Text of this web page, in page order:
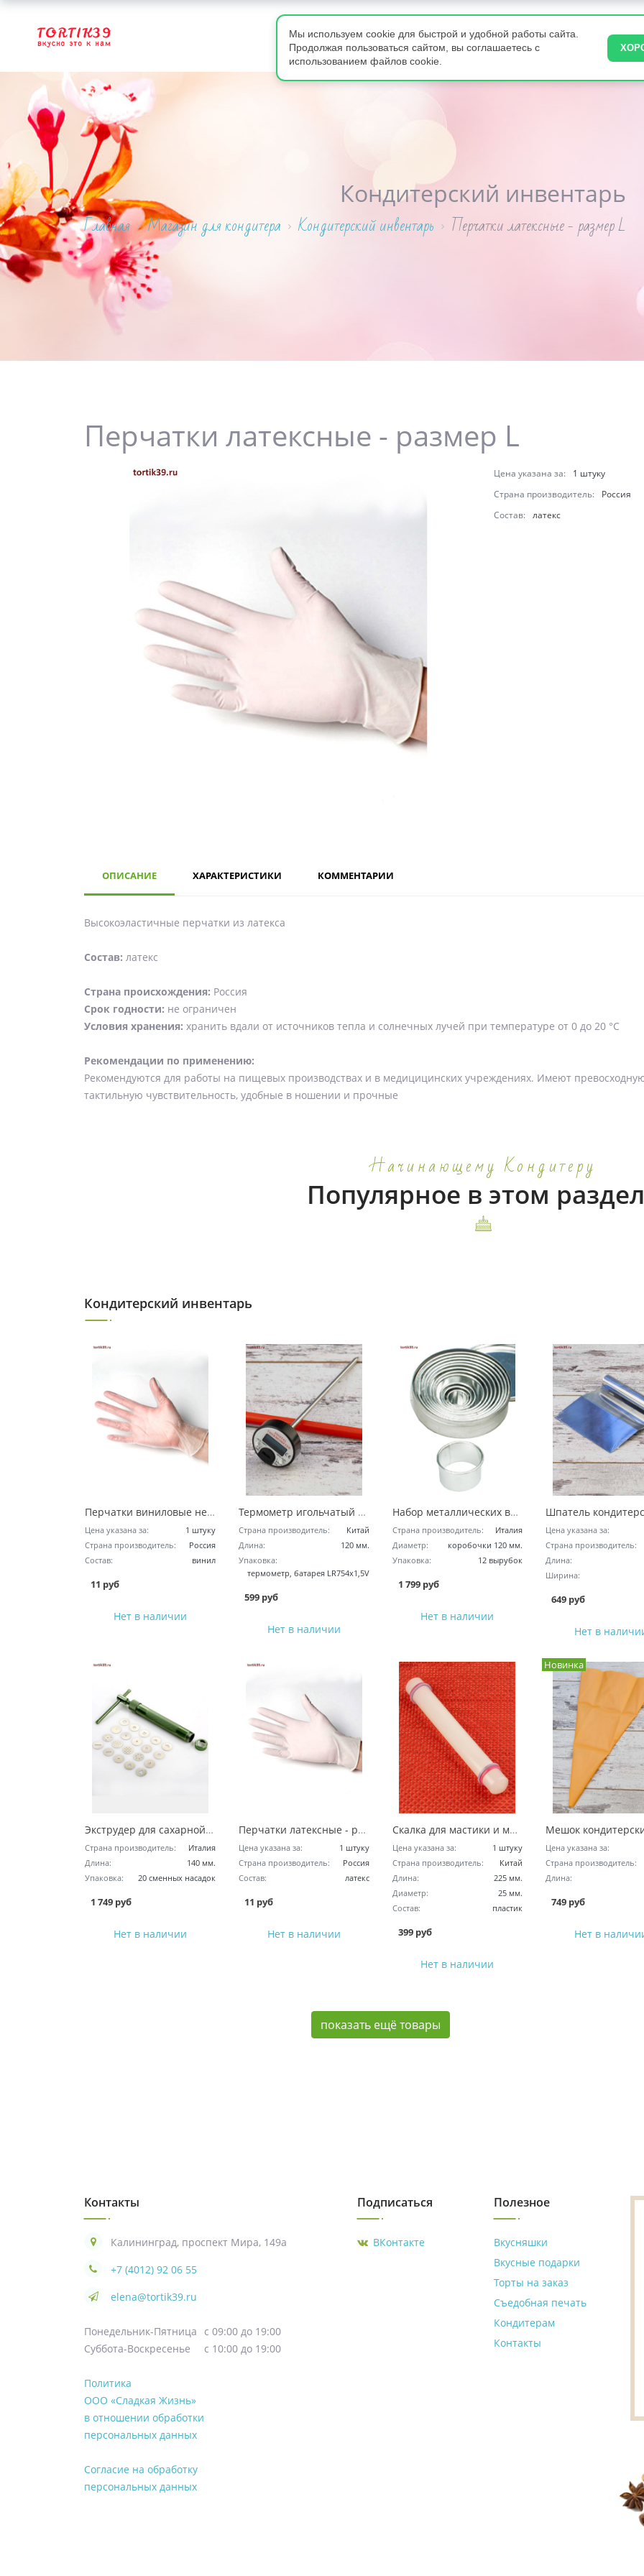
ВКУСНЯШКИ ПИРОГИ ТОРТЫ НА ЗАКАЗ КОНДИТЕРАМ
Кондитерский инвентарь
Главная Магазин для кондитера Кондитерский инвентарь Перчатки латексные - размер L
Перчатки латексные - размер L
Цена указана за:
1 штуку
Страна производитель:
Россия
Состав: латекс
ОПИСАНИЕ ХАРАКТЕРИСТИКИ КОММЕНТАРИИ
Высокоэластичные перчатки из латекса
Состав: латекс
Страна происхождения: Россия
Срок годности: не ограничен
Условия хранения: хранить вдали от источников тепла и солнечных лучей при температуре от 0 до 20 °C
Рекомендации по применению:
Рекомендуются для работы на пищевых производствах и в медицицинских учреждениях. Имеют
тактильную чувствительность, удобные в ношении и прочные
Начинающему Кондитеру
Популярное в этом
Кондитерский инвентарь
Перчатки виниловые неопудренные - размер L
Цена указана за:
1 штуку
Страна производитель:
Россия
Состав:
винил
11 руб
Нет в наличии
Термометр игольчатый электронный
Страна производитель:
Китай
Длина:
120 мм.
Упаковка:
термометр, батарея LR754x1,5V
599 руб
Нет в наличии
Набор металлических вырубок - Круг
Страна производитель:
Италия
Диаметр:
коробочки 120 мм.
Упаковка:
12 вырубок
1 799 руб
Нет в наличии
Цена указана за:
Страна производитель:
Длина:
Ширина:
649 руб
Нет в
Экструдер для сахарной пасты
Страна производитель:
Италия
Длина:
140 мм.
Упаковка:
20 сменных насадок
1 749 руб
Нет в наличии
Перчатки латексные - размер L
Цена указана за:
1 штуку
Страна производитель:
Россия
Состав:
латекс
11 руб
Нет в наличии
Скалка для мастики и марципана, гладкая
Цена указана за:
1 штуку
Страна производитель:
Китай
Длина:
225 мм.
Диаметр:
25 мм.
Состав:
пластик
399 руб
Нет в наличии
Новинка
Цена указана за:
Страна производитель:
Длина:
749 руб
Нет в
показать ещё товары
Контакты
Калининград, проспект Мира, 149а
+7 (4012) 92 06 55
elena@tortik39.ru
Понедельник-Пятница
с 09:00 до 19:00
Суббота-Воскресенье
с 10:00 до 19:00
Политика
ООО «Сладкая Жизнь»
в отношении обработки
персональных данных
Согласие на обработку
персональных данных
Подписаться
ВКонтакте
Полезное
Вкусняшки
Вкусные подарки
Торты на заказ
Съедобная печать
Кондитерам
Контакты
Мы используем cookie для быстрой и удобной работы сайта.
Продолжая пользоваться сайтом, вы соглашаетесь с
использованием файлов cookie.